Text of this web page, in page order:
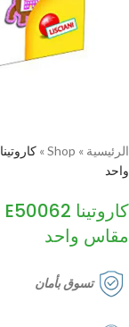
الرئيسية »
Shop
»
واحد
مقاس واحد
تسوق بأمان